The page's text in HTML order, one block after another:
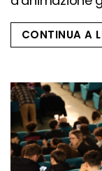
CONTINUA A